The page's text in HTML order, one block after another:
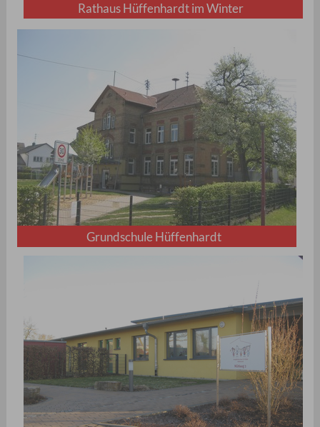
Rathaus Hüffenhardt im Winter
Grundschule Hüffenhardt